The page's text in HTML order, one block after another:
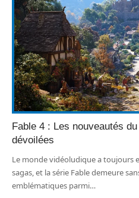
Fable 4 : Les nouveautés
dévoilées
Le monde vidéoludique a toujours
sagas, et la série Fable demeure
emblématiques parmi…